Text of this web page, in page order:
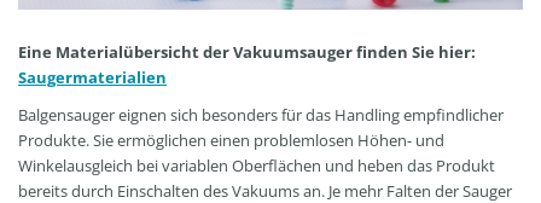
Eine Materialübersicht der Vakuumsauger finden Sie hier:
Saugermaterialien
Balgensauger eignen sich besonders für das Handling empfindlicher
Produkte. Sie ermöglichen einen problemlosen Höhen- und
Winkelausgleich bei variablen Oberflächen und heben das Produkt
bereits durch Einschalten des Vakuums an. Je mehr Falten der Sauger